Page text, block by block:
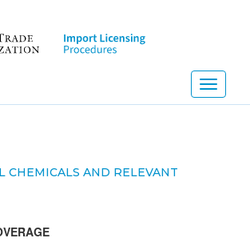
Toggle
CHEMICALS AND RELEVANT